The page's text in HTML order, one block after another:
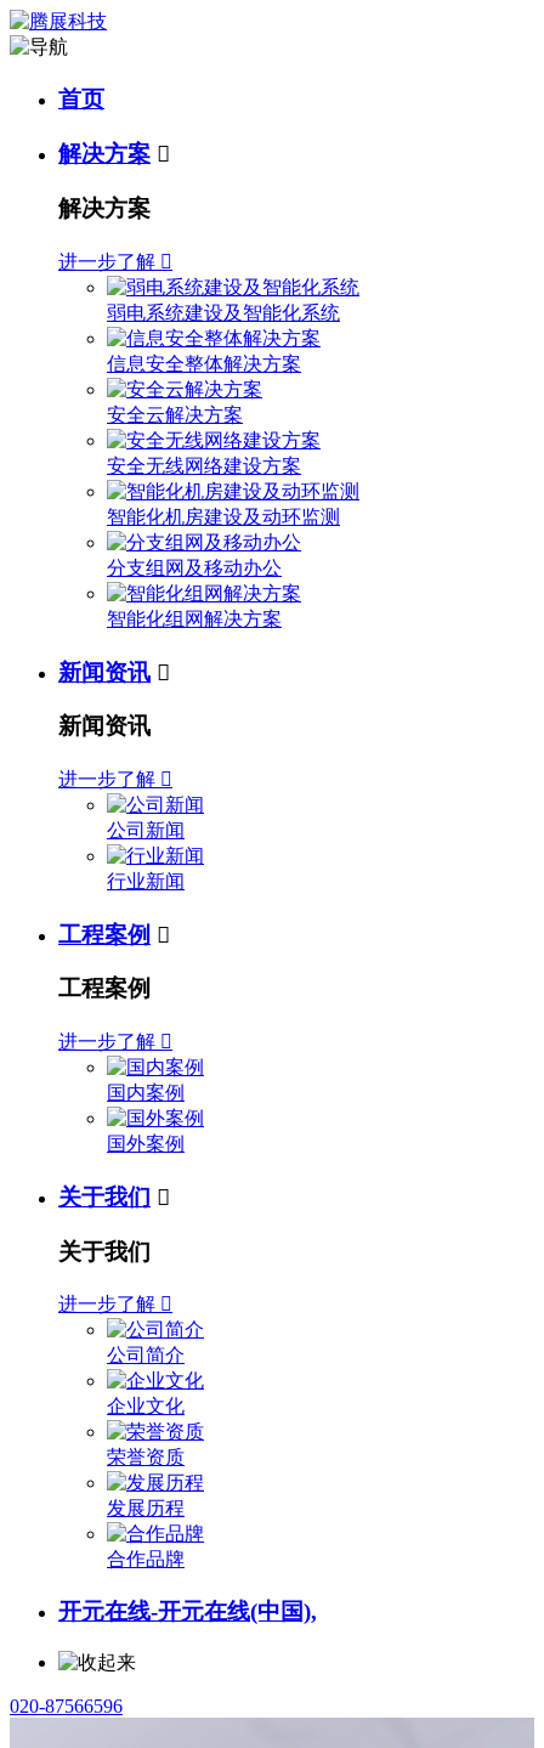
首页
解决方案 
解决方案
进一步了解 
弱电系统建设及智能化系统
信息安全整体解决方案
安全云解决方案
安全无线网络建设方案
智能化机房建设及动环监测
分支组网及移动办公
智能化组网解决方案
新闻资讯 
新闻资讯
进一步了解 
公司新闻
行业新闻
工程案例 
工程案例
进一步了解 
国内案例
国外案例
关于我们 
关于我们
进一步了解 
公司简介
企业文化
荣誉资质
发展历程
合作品牌
开元在线-开元在线(中国),
020-87566596